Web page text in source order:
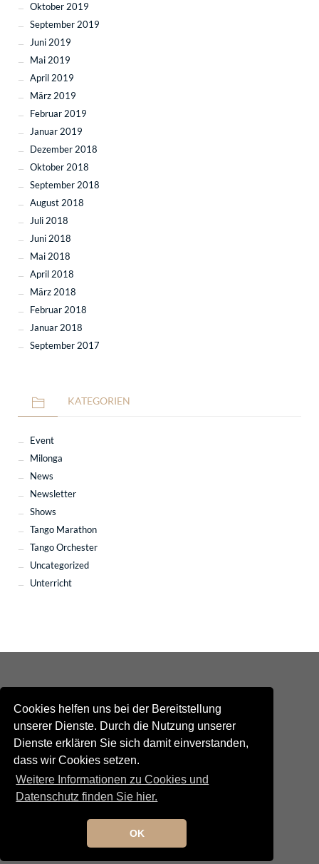
Cookies helfen uns bei der Bereitstellung
unserer Dienste. Durch die Nutzung unserer
Dienste erklären Sie sich damit einverstanden,
dass wir Cookies setzen.
Weitere Informationen zu Cookies und
Datenschutz finden Sie hier.
OK
Oktober 2019
September 2019
Juni 2019
Mai 2019
April 2019
März 2019
Februar 2019
Januar 2019
Dezember 2018
Oktober 2018
September 2018
August 2018
Juli 2018
Juni 2018
Mai 2018
April 2018
März 2018
Februar 2018
Januar 2018
September 2017
KATEGORIEN
Event
Milonga
News
Newsletter
Shows
Tango Marathon
Tango Orchester
Uncategorized
Unterricht
Kontakt
Newsletteranmeldung
Newsletterabmeldung
TANGO maldito
© 2025 TANGO maldito